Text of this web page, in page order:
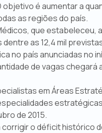
é aumentar a
as regiões do país.
que estabeleceu,
as 12,4 mil
no país anunciadas no
de vagas chegará
em Áreas
de 2015.
o déficit histórico